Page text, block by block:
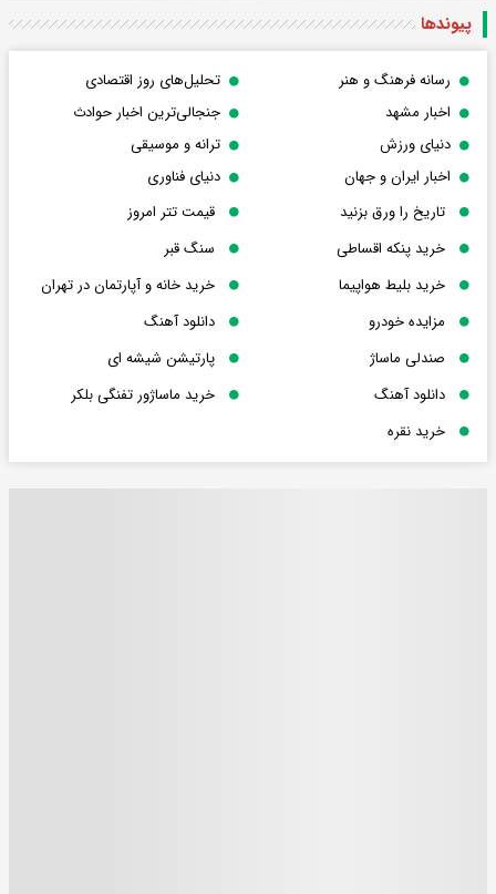
پیوندها
رسانه فرهنگ و هنر
تحلیل‌های روز اقتصادی
اخبار مشهد
جنجالی‌ترین اخبار حوادث
دنیای ورزش
ترانه و موسیقی
اخبار ایران و جهان
دنیای فناوری
تاریخ را ورق بزنید
قیمت تتر امروز
خرید پنکه اقساطی
سنگ قبر
خرید بلیط هواپیما
خرید خانه و آپارتمان در تهران
مزایده خودرو
دانلود آهنگ
صندلی ماساژ
پارتیشن شیشه ای
دانلود آهنگ
خرید ماساژور تفنگی بلکر
خرید نقره